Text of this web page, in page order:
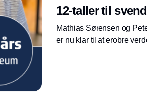
12-taller til
Mathias Sørensen og
er nu klar til at erobre